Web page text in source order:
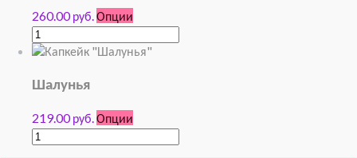
260.00 руб. Опции
Шалунья
219.00 руб.Опции